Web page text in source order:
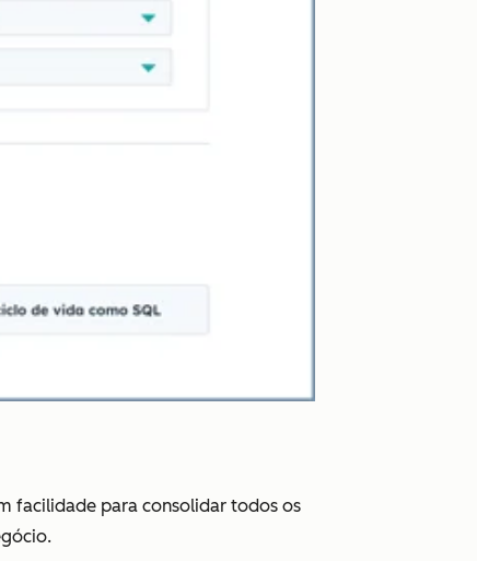
facilidade para consolidar todos os